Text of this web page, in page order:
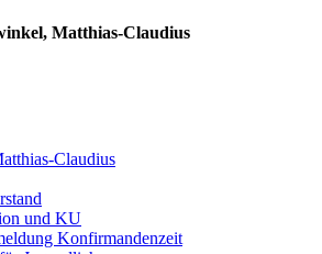
Matthias-Claudius
Claudius
und KU
Konfirmandenzeit